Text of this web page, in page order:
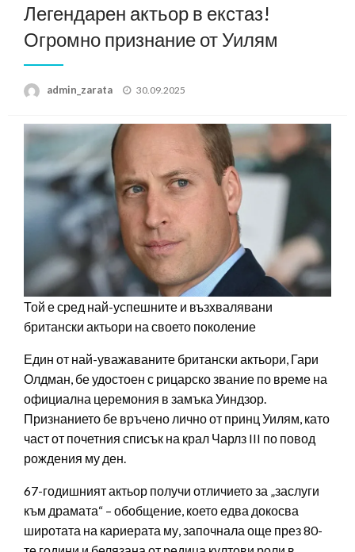
Легендарен актьор в екстаз!
Огромно признание от Уилям
admin_zarata
Posted
30.09.2025
Той е сред най-успешните и възхвалявани
британски актьори на своето поколение
Един от най-уважаваните британски актьори, Гари
Олдман, бе удостоен с рицарско звание по време на
официална церемония в замъка Уиндзор.
Признанието бе връчено лично от принц Уилям, като
част от почетния списък на крал Чарлз III по повод
рождения му ден.
67-годишният актьор получи отличието за „заслуги
към драмата“ – обобщение, което едва докосва
широтата на кариерата му, започнала още през 80-